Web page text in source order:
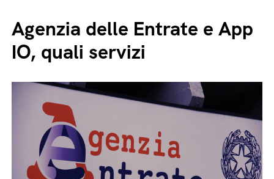
Agenzia delle Entrate e App
IO, quali servizi